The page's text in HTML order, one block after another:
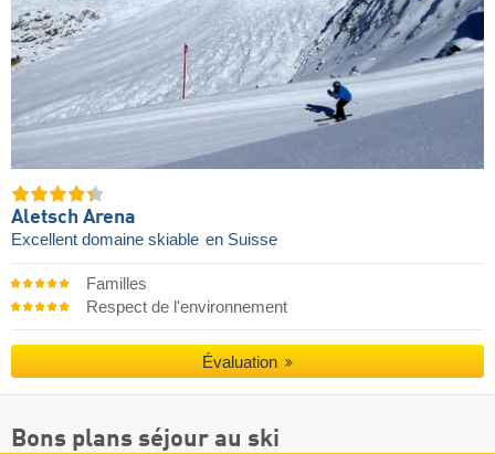
Aletsch Arena
Excellent domaine skiable en Suisse
Familles
Respect de l'environnement
Évaluation
Bons plans séjour au ski